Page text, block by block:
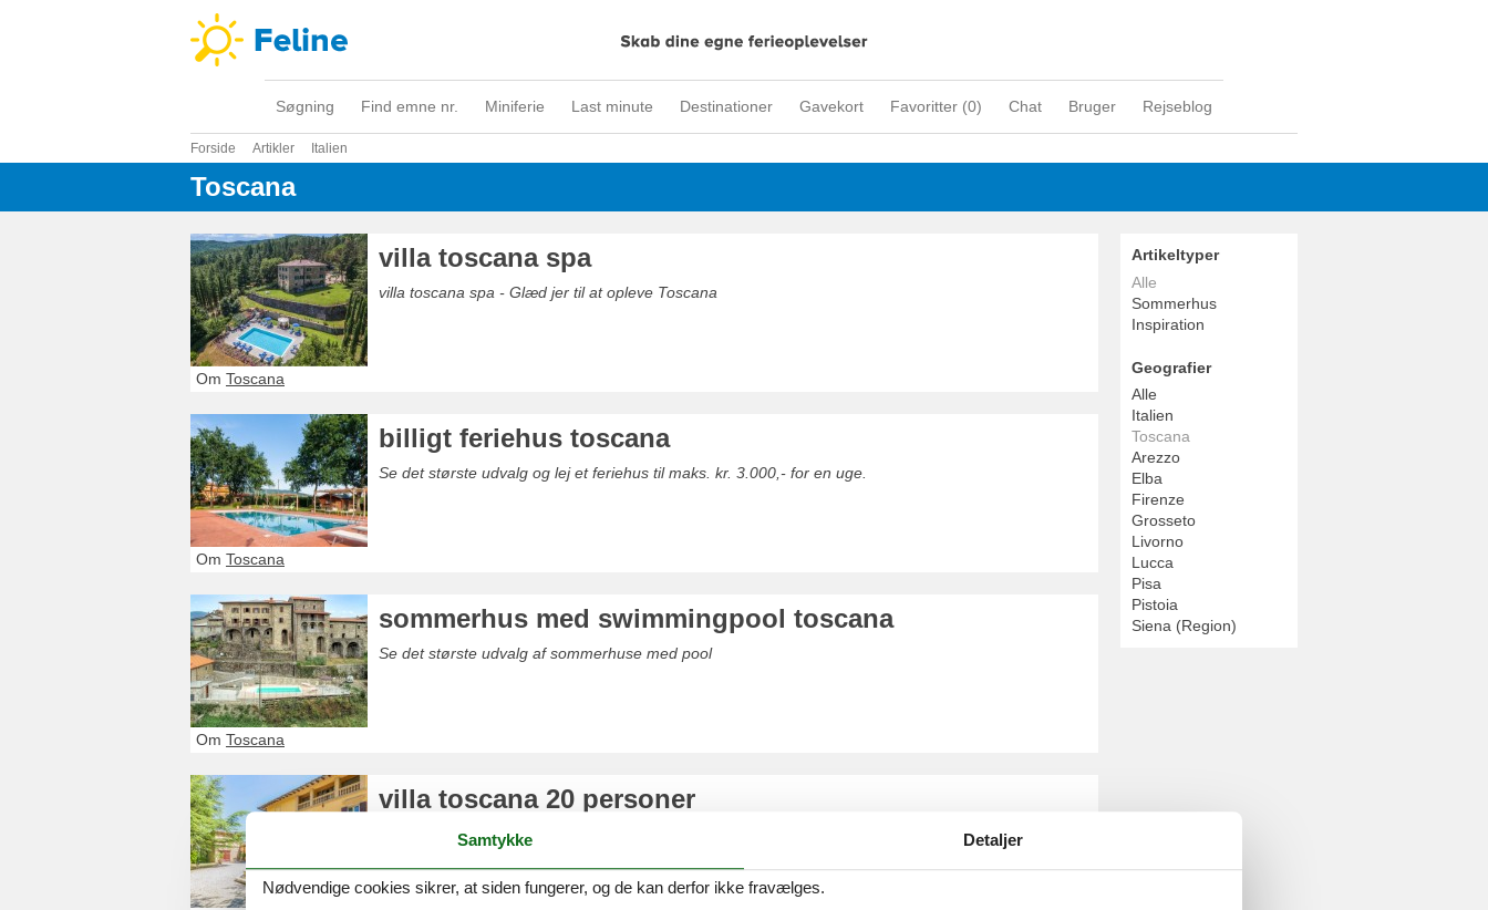
Søgning Find emne nr. Miniferie Last minute Destinationer Gavekort Favoritter (0) Chat Bruger Rejseblog
Forside Artikler Italien
Toscana
villa toscana spa
villa toscana spa - Glæd jer til at opleve Toscana
Om Toscana
billigt feriehus toscana
Se det største udvalg og lej et feriehus til maks. kr. 3.000,- for en uge.
Om Toscana
sommerhus med swimmingpool toscana
Se det største udvalg af sommerhuse med pool
Om Toscana
villa toscana 20 personer
Se det største udvalg af villaer til 20 personer
Artikeltyper
Alle
Sommerhus
Inspiration
Geografier
Alle
Italien
Toscana
Arezzo
Elba
Firenze
Grosseto
Livorno
Lucca
Pisa
Pistoia
Siena (Region)
Samtykke Detaljer
Nødvendige cookies sikrer, at siden fungerer, og de kan derfor ikke fravælges.